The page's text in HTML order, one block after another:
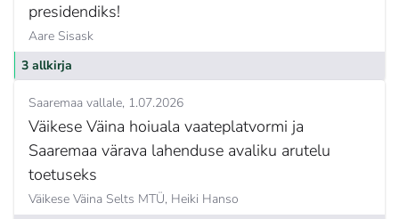
presidendiks!
Aare Sisask
3 allkirja
Saaremaa vallale 1.07.2026
Väikese Väina hoiuala vaateplatvormi ja
Saaremaa värava lahenduse avaliku arutelu
toetuseks
Väikese Väina Selts MTÜ, Heiki Hanso